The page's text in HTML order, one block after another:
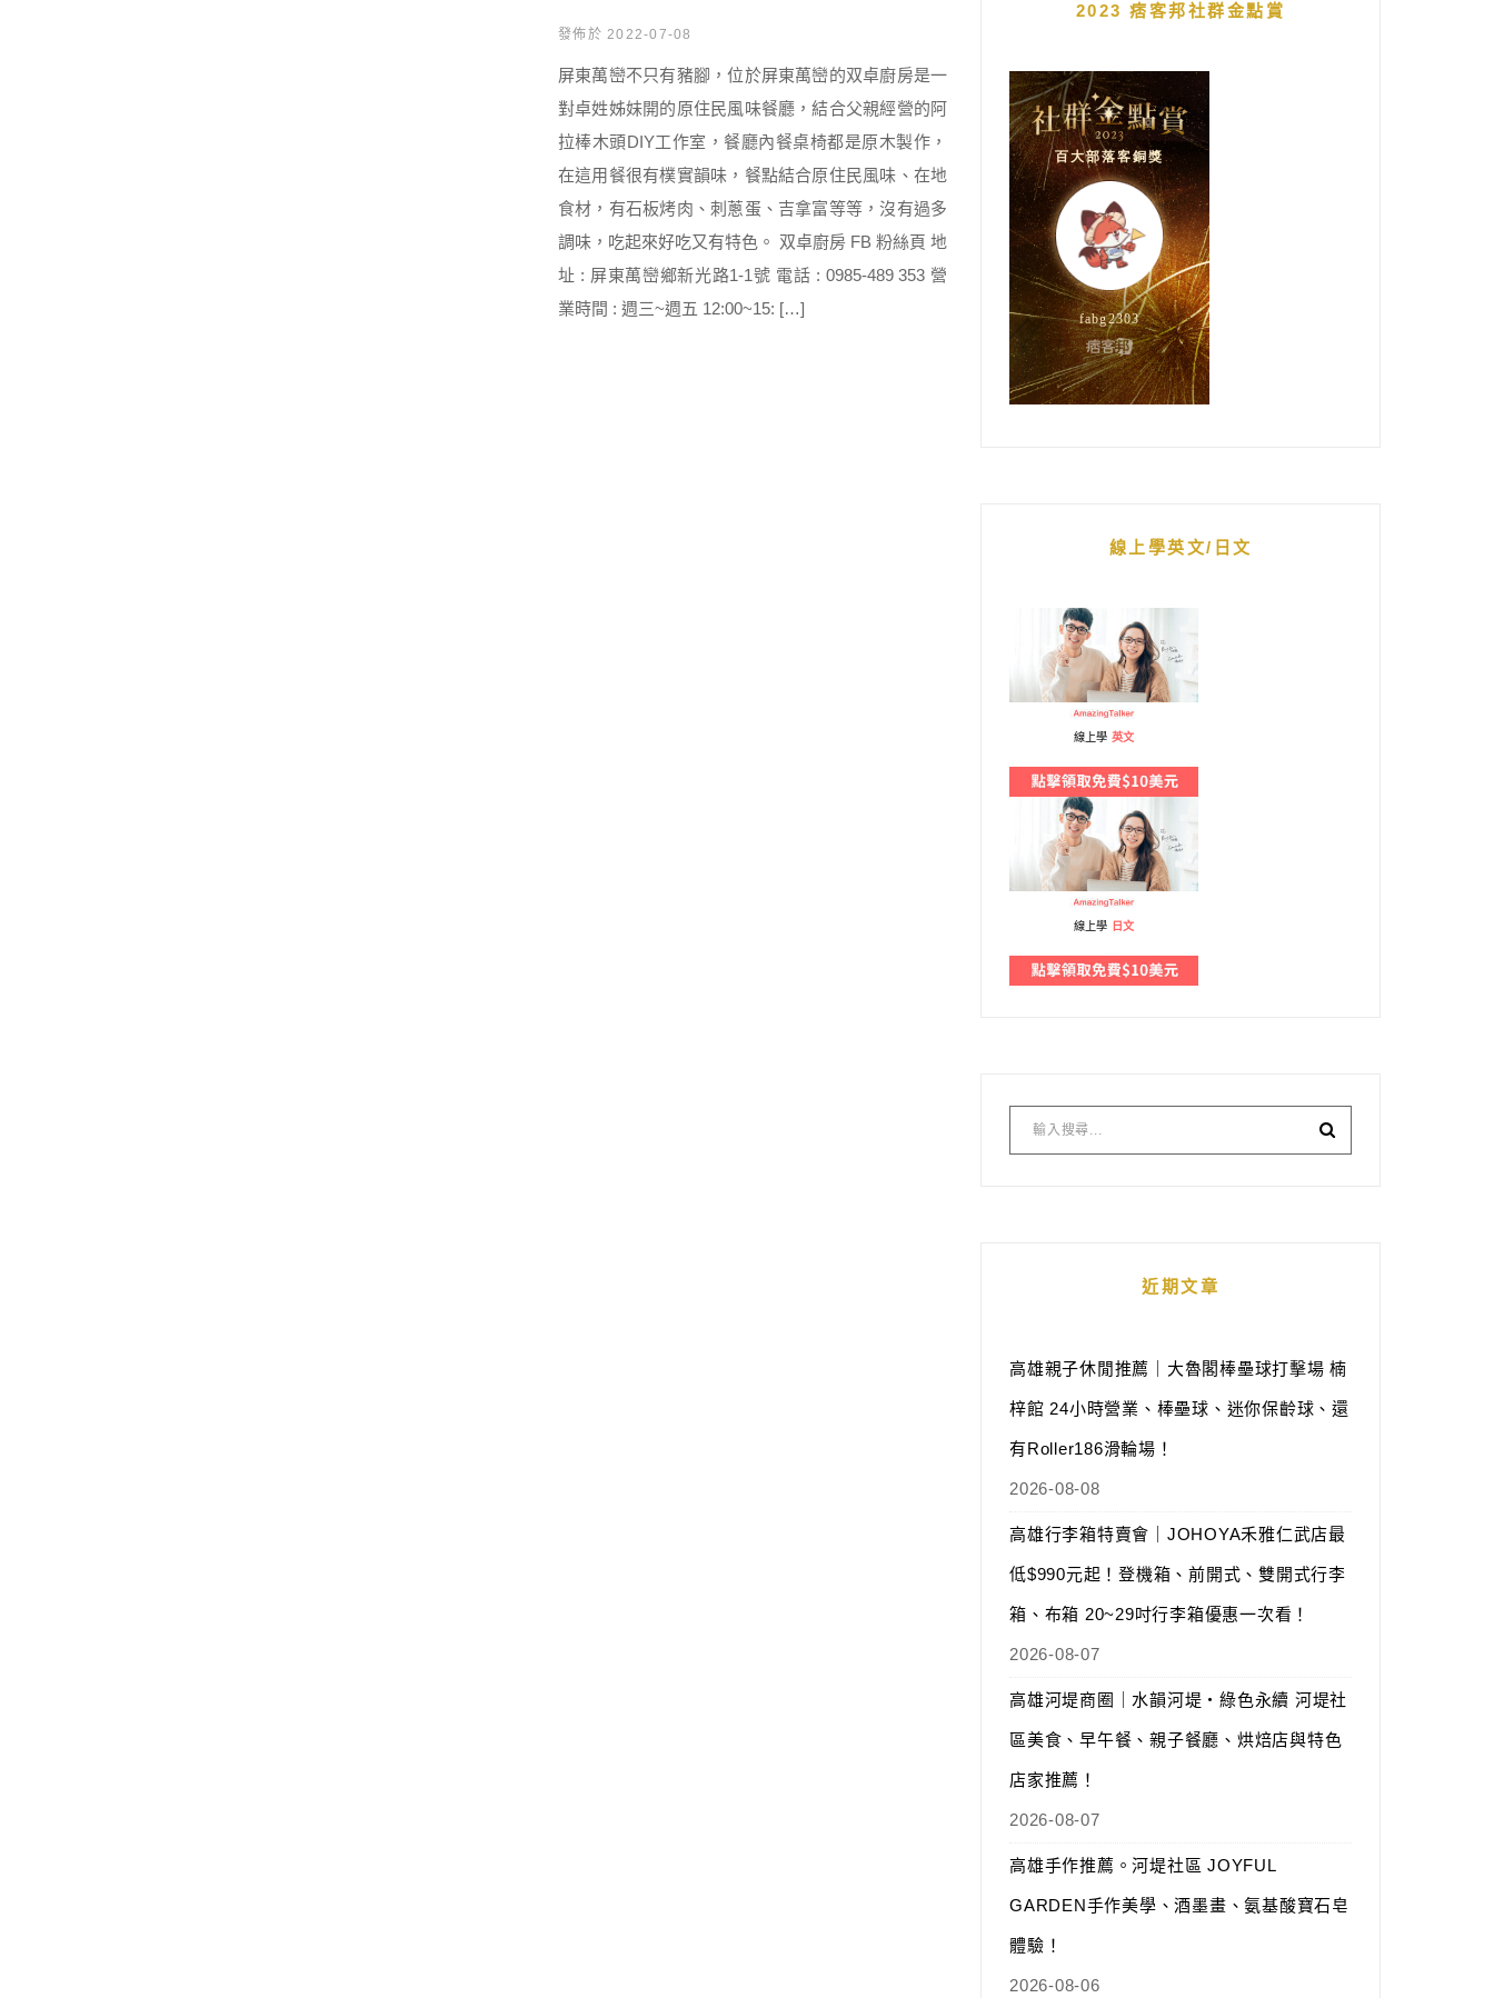
發佈於 2022-07-08
屏東萬巒不只有豬腳，位於屏東萬巒的双卓廚房是一
對卓姓姊妹開的原住民風味餐廳，結合父親經營的阿
拉棒木頭DIY工作室，餐廳內餐桌椅都是原木製作，
在這用餐很有樸實韻味，餐點結合原住民風味、在地
食材，有石板烤肉、刺蔥蛋、吉拿富等等，沒有過多
調味，吃起來好吃又有特色。 双卓廚房 FB 粉絲頁 地
址 : 屏東萬巒鄉新光路1-1號 電話 : 0985-489 353 營
業時間 : 週三~週五 12:00~15: […]
2023 痞客邦社群金點賞
線上學英文/日文
線上學 英文
線上學 日文
近期文章
高雄親子休閒推薦｜大魯閣棒壘球打擊場 楠
梓館 24小時營業、棒壘球、迷你保齡球、還
有Roller186滑輪場！
2026-08-08
高雄行李箱特賣會｜JOHOYA禾雅仁武店最
低$990元起！登機箱、前開式、雙開式行李
箱、布箱 20~29吋行李箱優惠一次看！
2026-08-07
高雄河堤商圈｜水韻河堤‧綠色永續 河堤社
區美食、早午餐、親子餐廳、烘焙店與特色
店家推薦！
2026-08-07
高雄手作推薦。河堤社區 JOYFUL
GARDEN手作美學、酒墨畫、氨基酸寶石皂
體驗！
2026-08-06